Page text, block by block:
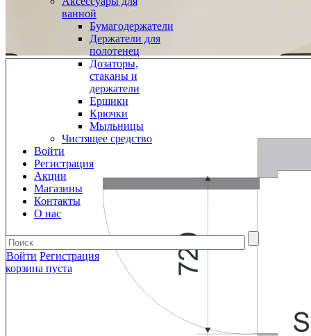
ванной
Бумагодержатели
Держатели для
полотенец
Дозаторы,
стаканы и
держатели
Ершики
Крючки
Мыльницы
Чистящее средство
Войти
Регистрация
Акции
Магазины
Контакты
О нас
Войти Регистрация
корзина пуста